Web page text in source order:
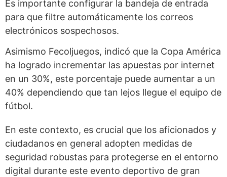
Es importante configurar la bandeja de entrada
para que filtre automáticamente los correos
electrónicos sospechosos.
Asimismo Fecoljuegos, indicó que la Copa América
ha logrado incrementar las apuestas por internet
en un 30%, este porcentaje puede aumentar a un
40% dependiendo que tan lejos llegue el equipo de
fútbol.
En este contexto, es crucial que los aficionados y
ciudadanos en general adopten medidas de
seguridad robustas para protegerse en el entorno
digital durante este evento deportivo de gran